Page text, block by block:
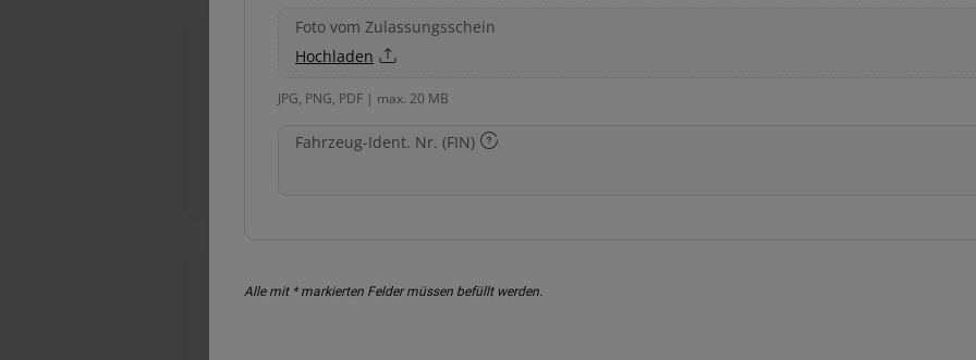
Foto vom Zulassungsschein
Hochladen
JPG, PNG, PDF | max. 20 MB
Fahrzeug-Ident. Nr. (FIN)
Alle mit *markierten Felder müssen befüllt werden.